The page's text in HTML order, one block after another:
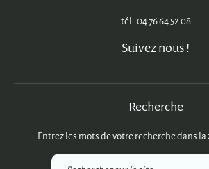
tél : 04 76 64 52 08
Suivez nous !
Recherche
Entrez les mots de votre recherche dans
Recherchez